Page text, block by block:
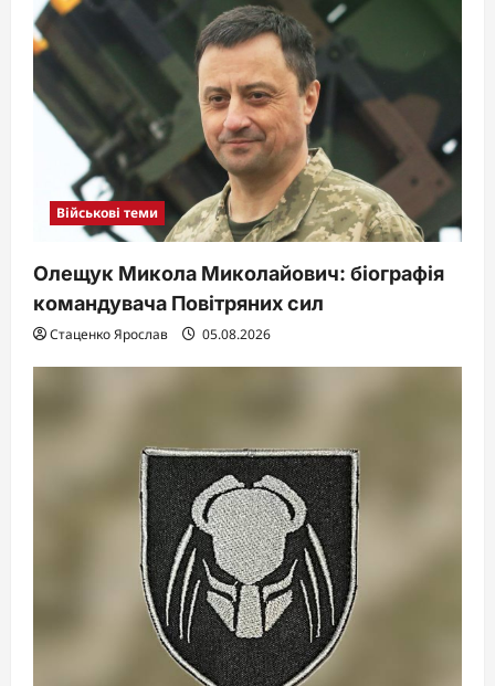
Військові теми
Олещук Микола Миколайович: біографія
командувача Повітряних сил
Стаценко Ярослав 05.08.2026